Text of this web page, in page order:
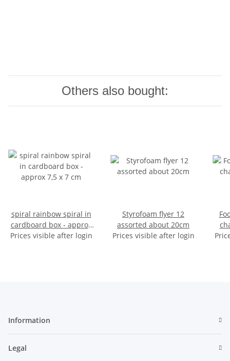
Others also bought:
spiral rainbow spiral in
cardboard box - approx
7,5 x 7 cm
Prices visible after login
Styrofoam flyer 12
assorted about 20cm
Prices visible after login
Information
Legal